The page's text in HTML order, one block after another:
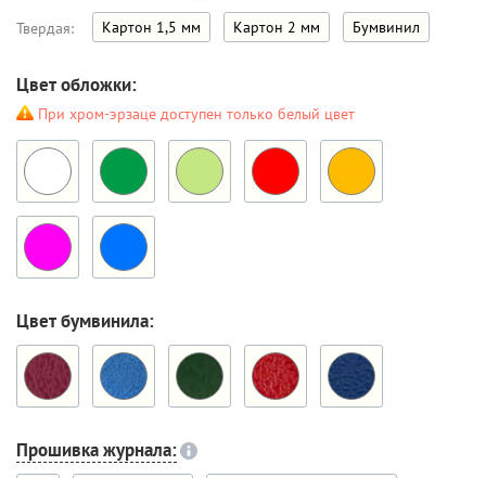
Твердая: Картон 1,5 мм Картон 2 мм Бумвинил
Цвет обложки:
При хром-эрзаце доступен только белый цвет
Цвет бумвинила:
Прошивка журнала: